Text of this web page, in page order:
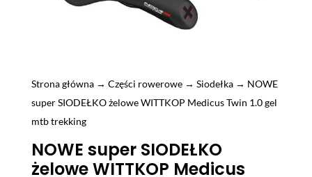
Strona główna→ Części rowerowe→ Siodełka→ NOWE
super SIODEŁKO żelowe WITTKOP Medicus Twin 1.0 gel
mtb trekking
NOWE super SIODEŁKO
żelowe WITTKOP Medicus